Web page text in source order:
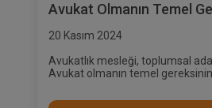
Avukat Olmanın Temel
20 Kasım 2024
Avukatlık mesleği, toplumsal
Avukat olmanın temel
sürekli gelişimle desteklenerek